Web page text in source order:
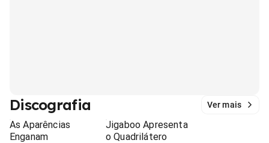
Discografia Ver mais
As Aparências
Enganam
Jigaboo Apresenta
o Quadrilátero